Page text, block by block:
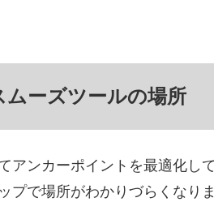
ーズツールの場所
アンカーポイントを最適化し
プで場所がわかりづらくなりま